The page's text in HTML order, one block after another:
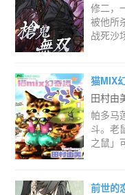
修二，
被他所
战死沙
猫MIX
田村由
帕多马
斗。老
之鼠」
前世的